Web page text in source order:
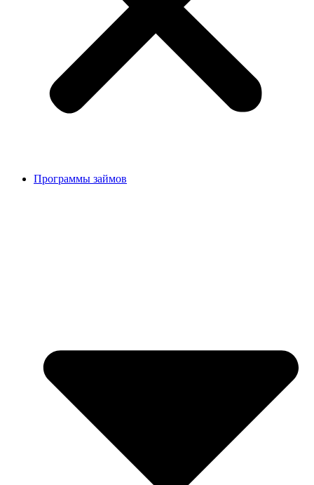
Программы займов